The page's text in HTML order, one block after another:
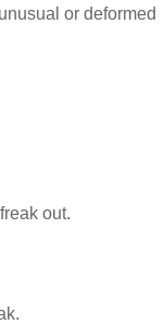
or deformed
out.